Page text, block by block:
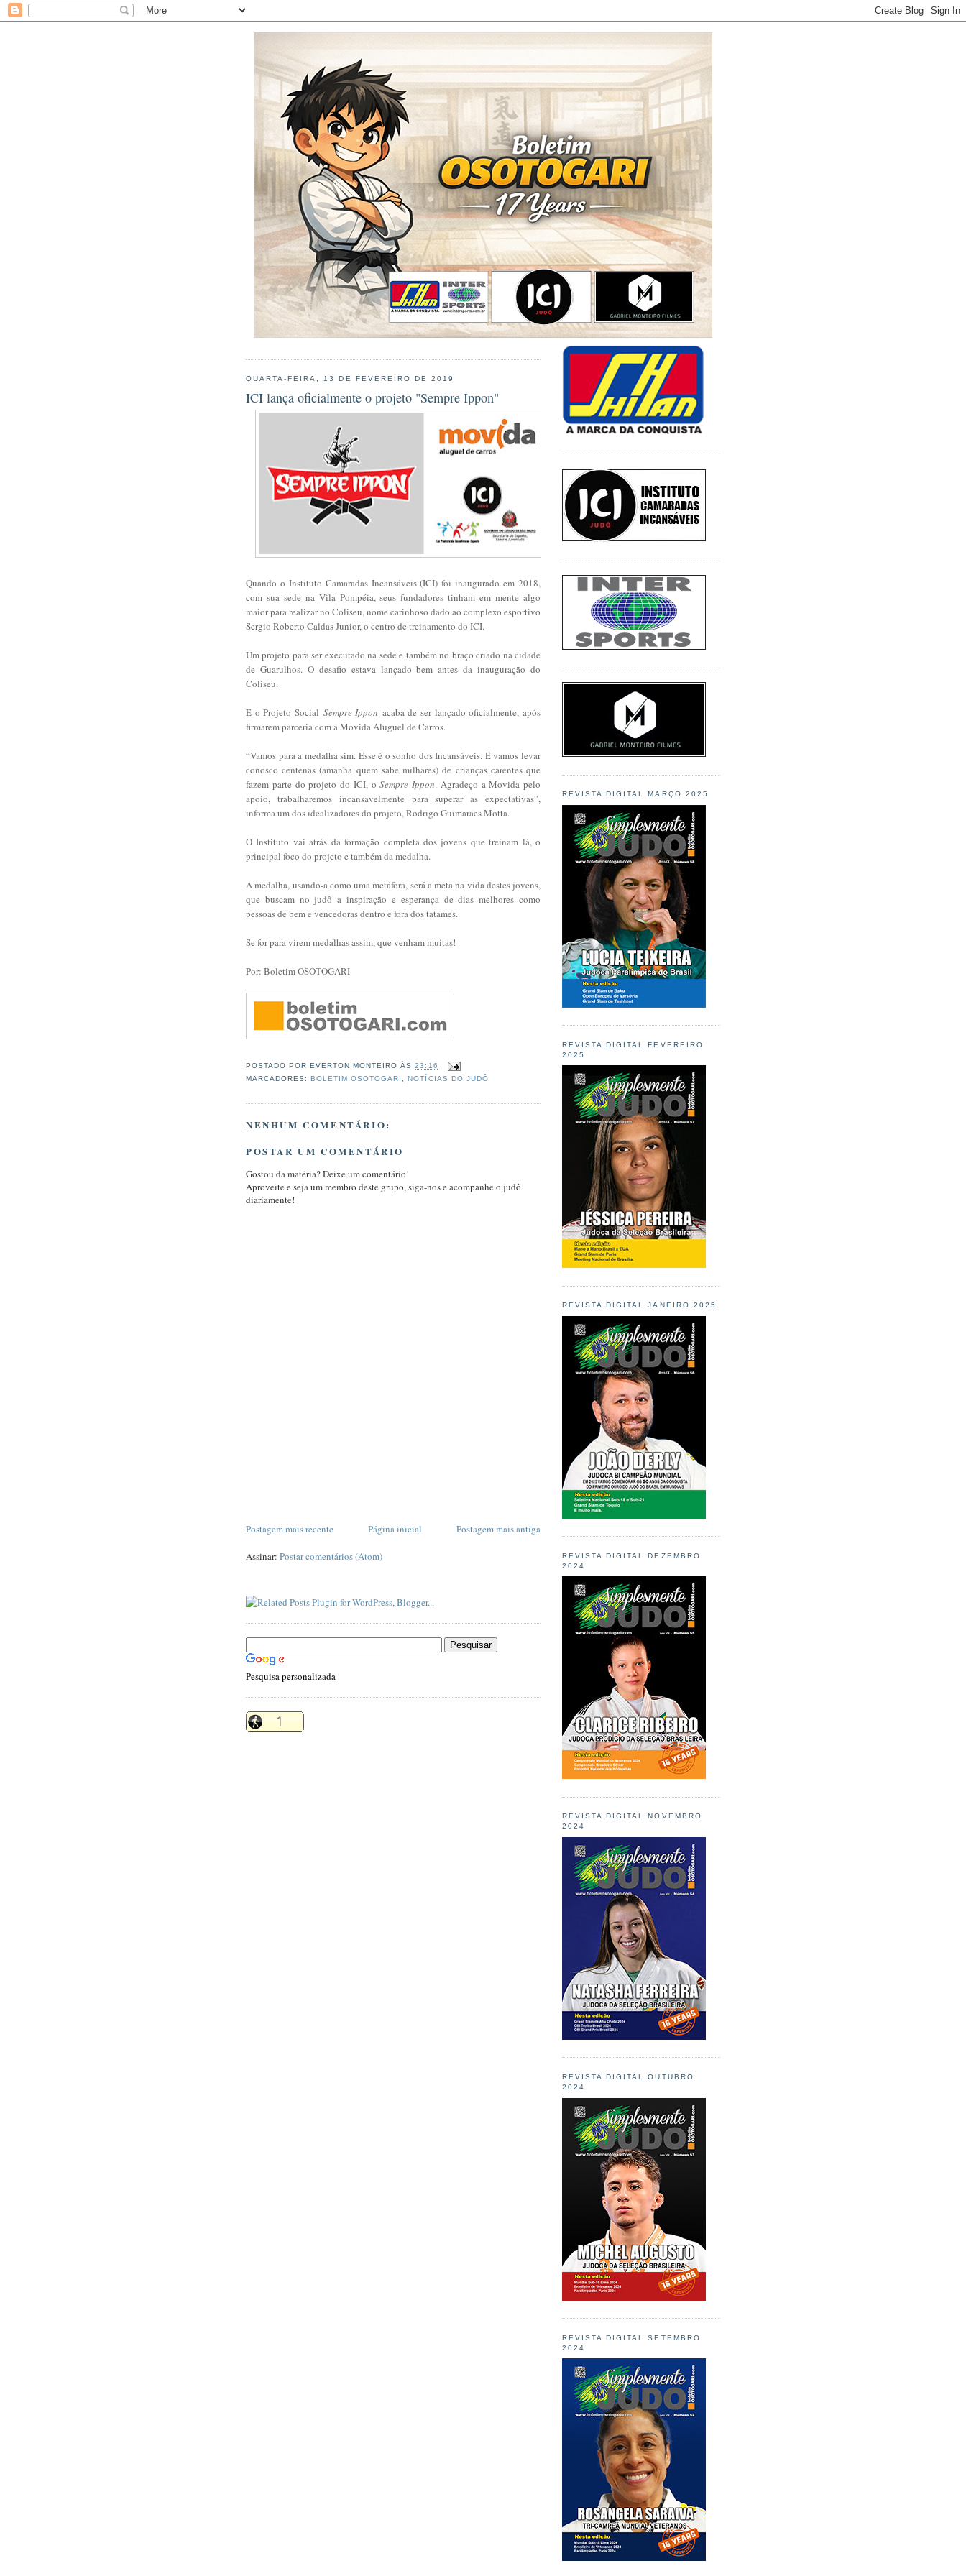
QUARTA-FEIRA, 13 DE FEVEREIRO DE 2019
ICI lança oficialmente o projeto "Sempre Ippon"
Quando o Instituto Camaradas Incansáveis (ICI) foi inaugurado em 2018,
com sua sede na Vila Pompéia, seus fundadores tinham em mente algo
maior para realizar no Coliseu, nome carinhoso dado ao complexo esportivo
Sergio Roberto Caldas Junior, o centro de treinamento do ICI.
Um projeto para ser executado na sede e também no braço criado na cidade
de Guarulhos. O desafio estava lançado bem antes da inauguração do
Coliseu.
E o Projeto Social Sempre Ippon acaba de ser lançado oficialmente, após
firmarem parceria com a Movida Aluguel de Carros.
“Vamos para a medalha sim. Esse é o sonho dos Incansáveis. E vamos levar
conosco centenas (amanhã quem sabe milhares) de crianças carentes que
fazem parte do projeto do ICI, oSempre Ippon. Agradeço a Movida pelo
apoio, trabalharemos incansavelmente para superar as expectativas”,
informa um dos idealizadores do projeto, Rodrigo Guimarães Motta.
O Instituto vai atrás da formação completa dos jovens que treinam lá, o
principal foco do projeto e também da medalha.
A medalha, usando-a como uma metáfora, será a meta na vida destes jovens,
que buscam no judô a inspiração e esperança de dias melhores como
pessoas de bem e vencedoras dentro e fora dos tatames.
Se for para virem medalhas assim, que venham muitas!
Por: Boletim OSOTOGARI
POSTADO POR EVERTON MONTEIRO ÀS23:16
MARCADORES:BOLETIM OSOTOGARI ,NOTÍCIAS DO JUDÔ
NENHUM COMENTÁRIO:
POSTAR UM COMENTÁRIO
Gostou da matéria? Deixe um comentário!
Aproveite e seja um membro deste grupo, siga-nos e acompanhe o judô
diariamente!
Postagem mais recente Postagem mais antiga
Página inicial
Assinar: Postar comentários (Atom)
Pesquisa personalizada
REVISTA DIGITAL MARÇO 2025
REVISTA DIGITAL FEVEREIRO
2025
REVISTA DIGITAL JANEIRO 2025
REVISTA DIGITAL DEZEMBRO
2024
REVISTA DIGITAL NOVEMBRO
2024
REVISTA DIGITAL OUTUBRO
2024
REVISTA DIGITAL SETEMBRO
2024